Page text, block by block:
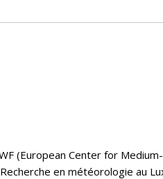
(European Center for
en météorologie au